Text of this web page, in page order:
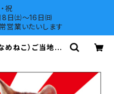
祝
8日㈯～16日㈰
営業いたいします
めねこ）ご当地ス